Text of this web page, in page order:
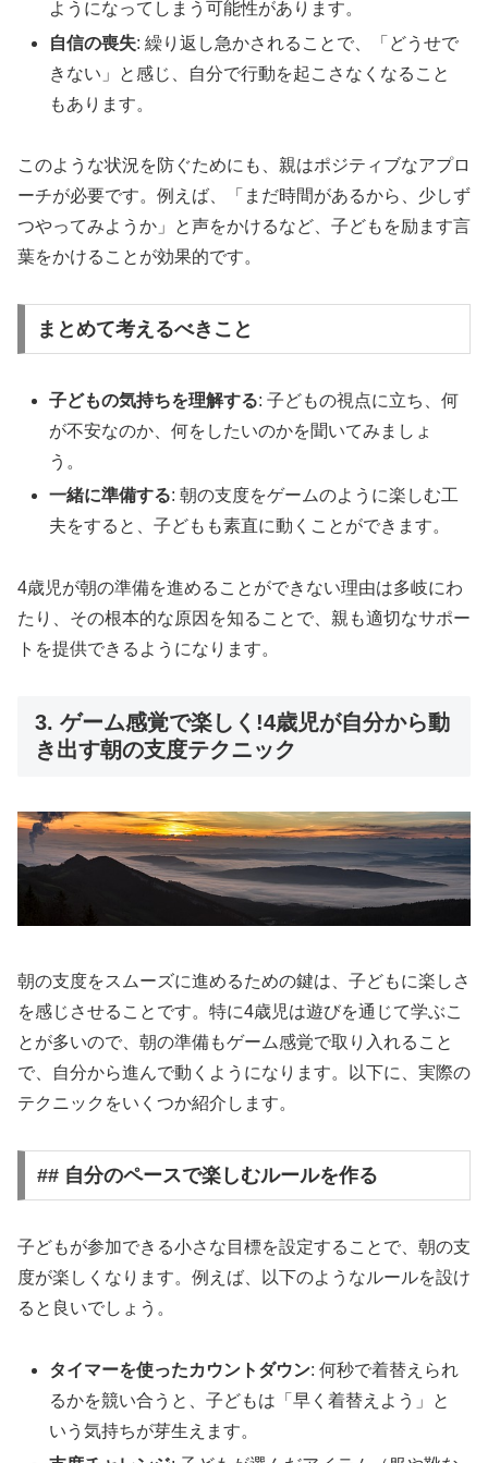
ようになってしまう可能性があります。
自信の喪失: 繰り返し急かされることで、「どうせで
きない」と感じ、自分で行動を起こさなくなること
もあります。
このような状況を防ぐためにも、親はポジティブなアプロ
ーチが必要です。例えば、「まだ時間があるから、少しず
つやってみようか」と声をかけるなど、子どもを励ます言
葉をかけることが効果的です。
まとめて考えるべきこと
子どもの気持ちを理解する: 子どもの視点に立ち、何
が不安なのか、何をしたいのかを聞いてみましょ
う。
一緒に準備する: 朝の支度をゲームのように楽しむ工
夫をすると、子どもも素直に動くことができます。
4歳児が朝の準備を進めることができない理由は多岐にわ
たり、その根本的な原因を知ることで、親も適切なサポー
トを提供できるようになります。
3. ゲーム感覚で楽しく!4歳児が自分から動
き出す朝の支度テクニック
朝の支度をスムーズに進めるための鍵は、子どもに楽しさ
を感じさせることです。特に4歳児は遊びを通じて学ぶこ
とが多いので、朝の準備もゲーム感覚で取り入れること
で、自分から進んで動くようになります。以下に、実際の
テクニックをいくつか紹介します。
## 自分のペースで楽しむルールを作る
子どもが参加できる小さな目標を設定することで、朝の支
度が楽しくなります。例えば、以下のようなルールを設け
ると良いでしょう。
タイマーを使ったカウントダウン: 何秒で着替えられ
るかを競い合うと、子どもは「早く着替えよう」と
いう気持ちが芽生えます。